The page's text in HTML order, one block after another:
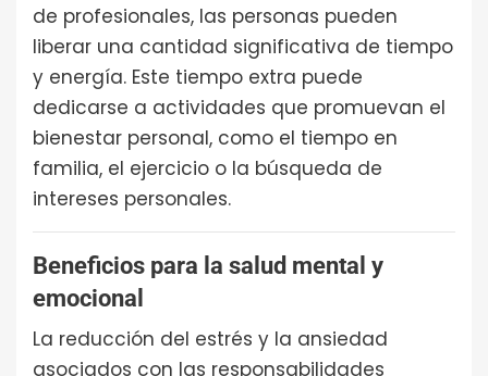
de profesionales, las personas pueden
liberar una cantidad significativa de tiempo
y energía. Este tiempo extra puede
dedicarse a actividades que promuevan el
bienestar personal, como el tiempo en
familia, el ejercicio o la búsqueda de
intereses personales.
Beneficios para la salud mental y
emocional
La reducción del estrés y la ansiedad
asociados con las responsabilidades